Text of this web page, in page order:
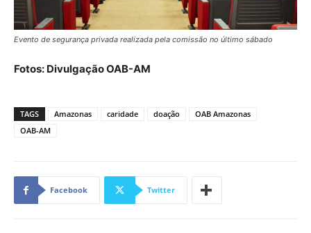
Evento de segurança privada realizada pela comissão no último sábado
Fotos: Divulgação OAB-AM
TAGS Amazonas caridade doação
OAB Amazonas
OAB-AM
Facebook Twitter